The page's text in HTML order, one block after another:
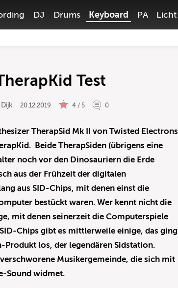
DJ Drums Keyboard PA Licht
Test
20.12.2019 4 / 5 0
TherapSid Mk II von Twisted Electrons
Beide TherapSiden (übrigens eine
noch vor den Dinosauriern die Erde
aus der Frühzeit der digitalen
aus SID-Chips, mit denen einst die
bestückt waren. Wer kennt nicht die
mit denen seinerzeit die Computerspiele
Chips gibt es mittlerweile einige, das ging
los, der legendären Sidstation.
Musikergemeinde, die sich mit
Sound widmet.